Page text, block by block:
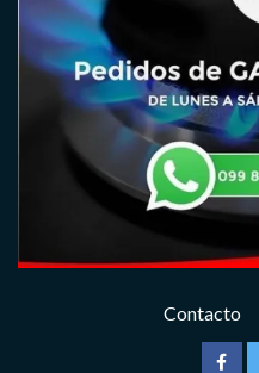
Contacto